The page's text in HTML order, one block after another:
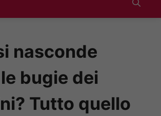
nasconde
bugie dei
Tutto quello